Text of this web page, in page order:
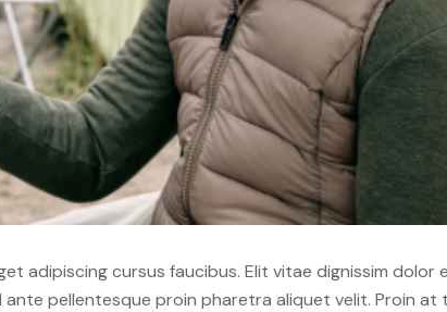
adipiscing cursus faucibus. Elit vitae dignissim dolor
pellentesque proin pharetra aliquet velit. Proin at